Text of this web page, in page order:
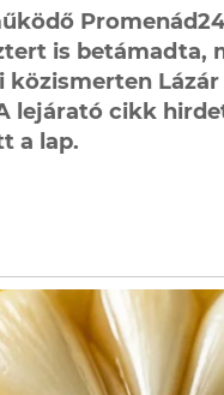
is betámadta,
közismerten
lejárató cikk
a lap.